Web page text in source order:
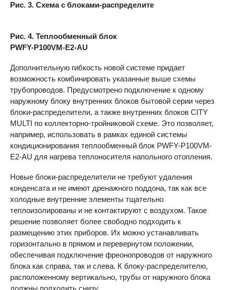
Рис. 3. Схема с блоками-распределите
Рис. 4. Теплообменный блок
PWFY-P100VM-E2-AU
Дополнительную гибкость новой системе придает
возможность комбинировать указанные выше схемы
трубопроводов. Предусмотрено подключение к одному
наружному блоку внутренних блоков бытовой серии через
блоки-распределители, а также внутренних блоков CITY
MULTI по коллекторно-тройниковой схеме. Это позволяет,
например, использовать в рамках единой системы
кондиционирования теплообменный блок PWFY-P100VM-
E2-AU для нагрева теплоносителя напольного отопления.
Новые блоки-распределители не требуют удаления
конденсата и не имеют дренажного поддона, так как все
холодные внутренние элементы тщательно
теплоизолированы и не контактируют с воздухом. Такое
решение позволяет более свободно подходить к
размещению этих приборов. Их можно устанавливать
горизонтально в прямом и перевернутом положении,
обеспечивая подключение фреонопроводов от наружного
блока как справа, так и слева. К блоку-распределителю,
расположенному вертикально, трубы от наружного блока